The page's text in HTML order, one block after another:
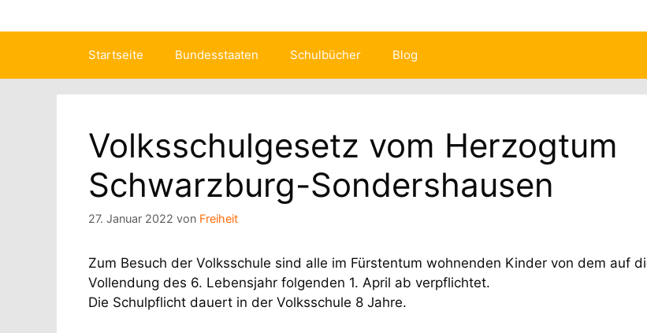
Startseite Bundesstaaten Schulbücher Blog
Volksschulgesetz vom Herzogtum
Schwarzburg-Sondershausen
27. Januar 2022 von Freiheit
Zum Besuch der Volksschule sind alle im Fürstentum wohnenden Kinder von dem auf
Vollendung des 6. Lebensjahr folgenden 1. April ab verpflichtet.
Die Schulpflicht dauert in der Volksschule 8 Jahre.